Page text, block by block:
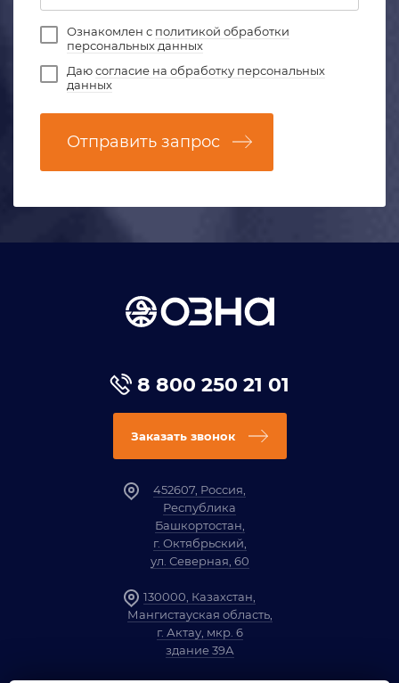
Ознакомлен с политикой обработки
персональных данных
Даюсогласие на обработку персональных
данных
Отправить запрос
8 800 250 21 01
Заказать звонок
452607, Россия,
Республика
Башкортостан,
г. Октябрьский,
ул. Северная, 60
130000, Казахстан,
Мангистауская область,
г. Актау, мкр. 6
здание 39А